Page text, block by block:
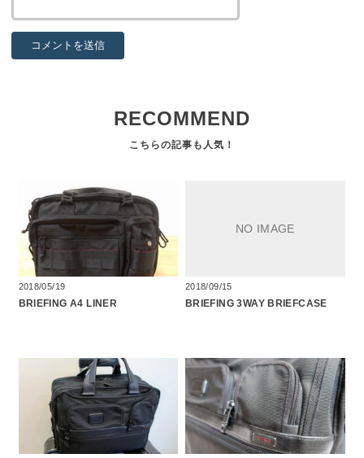
RECOMMEND
2018/05/19
BRIEFING A4 LINER
2018/09/15
BRIEFING 3WAY BRIEFCASE